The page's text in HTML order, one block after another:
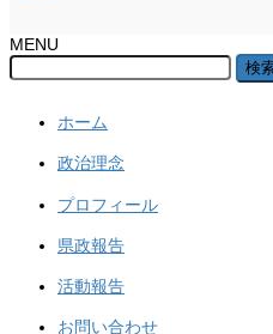
MENU
ホーム
政治理念
プロフィール
県政報告
活動報告
お問い合わせ